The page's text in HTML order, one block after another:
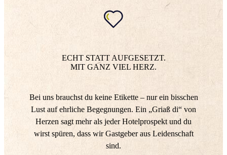
ECHT STATT AUFGESETZT.
MIT GANZ VIEL HERZ.
Bei uns brauchst du keine Etikette – nur ein bisschen
Lust auf ehrliche Begegnungen. Ein „Griaß di“ von
Herzen sagt mehr als jeder Hotelprospekt und du
wirst spüren, dass wir Gastgeber aus Leidenschaft
sind.